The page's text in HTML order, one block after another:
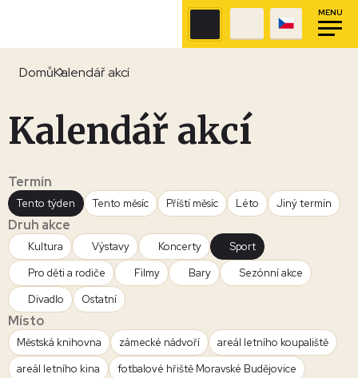
MENU
DomůKalendář akcí
Kalendář akcí
Termín
Tento týden Tento měsíc Příští měsíc Léto Jiný termín
Druh akce
Kultura Výstavy Koncerty
Sport
Pro děti a rodiče
Filmy Bary
Sezónní akce
Divadlo
Ostatní
Místo
Městská knihovna zámecké nádvoří
areál letního koupaliště
areál letního kina
fotbalové hřiště Moravské Budějovice